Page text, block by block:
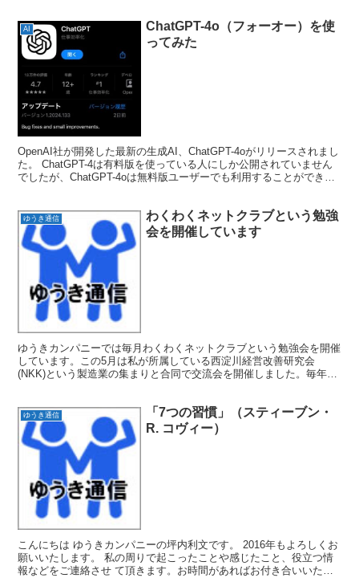
AI
ChatGPT-4o（フォーオー）を使
ってみた
OpenAI社が開発した最新の生成AI、ChatGPT-4oがリリースされまし
た。 ChatGPT-4は有料版を使っている人にしか公開されていません
でしたが、ChatGPT-4oは無料版ユーザーでも利用することができま
ゆうき通信
わくわくネットクラブという勉強
会を開催しています
ゆうきカンパニーでは毎月わくわくネットクラブという勉強会を開催
しています。この5月は私が所属している西淀川経営改善研究会
(NKK)という製造業の集まりと合同で交流会を開催しました。毎年開
ゆうき通信
「7つの習慣」（スティーブン・
R. コヴィー）
こんにちは ゆうきカンパニーの坪内利文です。 2016年もよろしくお
願いいたします。 私の周りで起こったことや感じたこと、役立つ情
報などをご連絡させ て頂きます。お時間があればお付き合いいただ